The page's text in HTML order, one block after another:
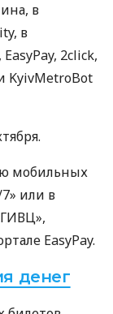
в
в
2click,
KyivMetroBot
мобильных
или в
EasyPay.
денег